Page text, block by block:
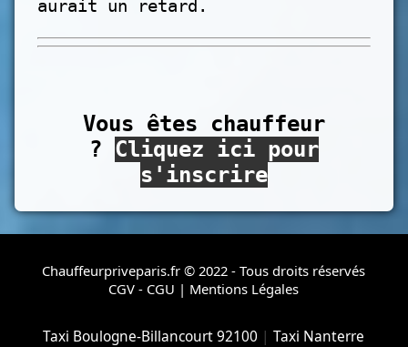
aurait un retard.
Vous êtes chauffeur
? Cliquez ici pour
s'inscrire
Chauffeurpriveparis.fr © 2022 - Tous droits réservés
CGV - CGU | Mentions Légales
Taxi Boulogne-Billancourt 92100 |Taxi Nanterre